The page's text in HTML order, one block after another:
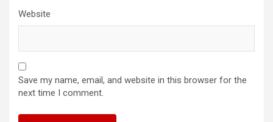
Website
Save my name, email, and website in this browser for the
next time I comment.